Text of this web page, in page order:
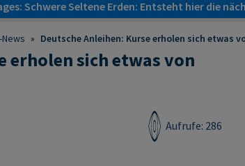
Schwere Seltene Erden: Entsteht hier die
» Deutsche Anleihen: Kurse erholen sich etwas
erholen sich etwas von
Aufrufe: 286